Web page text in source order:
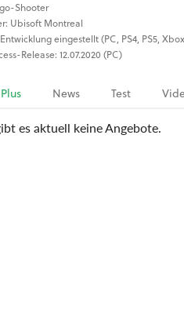
Shooter
Ubisoft Montreal
eingestellt (PC, PS4, PS5,
Release: 12.07.2020 (PC)
Plus News Test
es aktuell keine Angebote.